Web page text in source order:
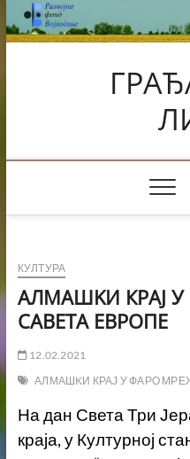
Skip
to
content
КУЛТУРА
АЛМАШKИ КРАЈ
САВЕТА ЕВРОПЕ
12.02.2021
АЛМАШKИ КРАЈ У ФАРО
На дан Света Три
краја, у Културној